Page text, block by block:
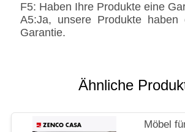
F5: Haben Ihre Produkte eine
A5:Ja, unsere Produkte haben
Garantie.
Ähnliche
Möbel